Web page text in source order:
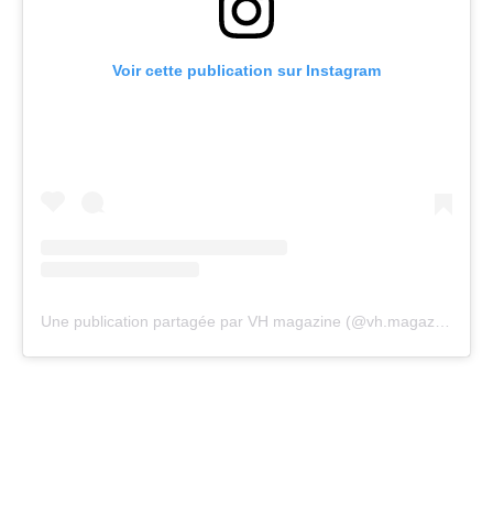
Voir cette publication sur Instagram
Une publication partagée par VH magazine (@vh.magazine)